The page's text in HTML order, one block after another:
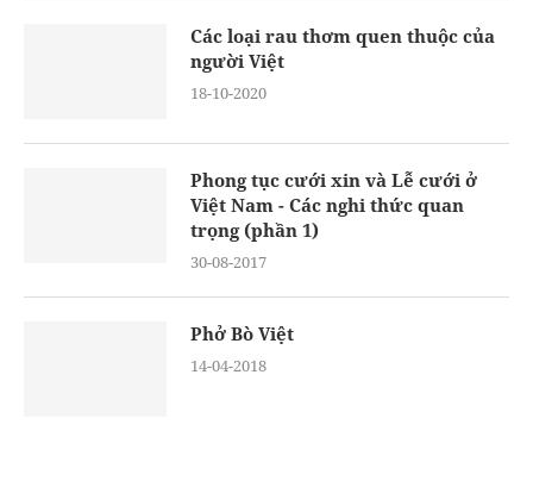
Các loại rau thơm quen thuộc của
người Việt
18-10-2020
Phong tục cưới xin và Lễ cưới ở
Việt Nam - Các nghi thức quan
trọng (phần 1)
30-08-2017
Phở Bò Việt
14-04-2018